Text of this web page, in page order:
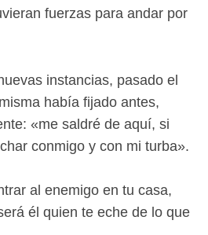
fuerzas para andar por
instancias, pasado el
había fijado antes,
«me saldré de aquí, si
conmigo y con mi turba».
al enemigo en tu casa,
él quien te eche de lo que